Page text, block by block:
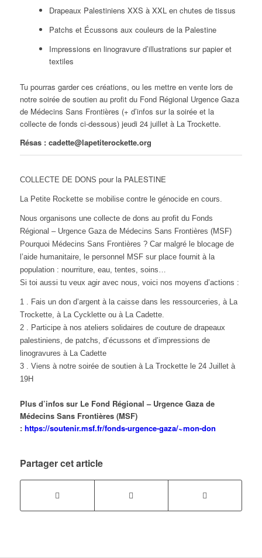
Drapeaux Palestiniens XXS à XXL en chutes de tissus
Patchs et Écussons aux couleurs de la Palestine
Impressions en linogravure d’illustrations sur papier et
textiles
Tu pourras garder ces créations, ou les mettre en vente lors de
notre soirée de soutien au profit du Fond Régional Urgence Gaza
de Médecins Sans Frontières (+ d’infos sur la soirée et la
collecte de fonds ci-dessous) jeudi 24 juillet à La Trockette.
Résas : cadette@lapetiterockette.org
COLLECTE DE DONS pour la PALESTINE
La Petite Rockette se mobilise contre le génocide en cours.
Nous organisons une collecte de dons au profit du Fonds
Régional – Urgence Gaza de Médecins Sans Frontières (MSF)
Pourquoi Médecins Sans Frontières ? Car malgré le blocage de
l’aide humanitaire, le personnel MSF sur place fournit à la
population : nourriture, eau, tentes, soins…
Si toi aussi tu veux agir avec nous, voici nos moyens d’actions :
1 . Fais un don d’argent à la caisse dans les ressourceries, à La
Trockette, à La Cycklette ou à La Cadette.
2 . Participe à nos ateliers solidaires de couture de drapeaux
palestiniens, de patchs, d’écussons et d’impressions de
linogravures à La Cadette
3 . Viens à notre soirée de soutien à La Trockette le 24 Juillet à
19H
Plus d’infos sur Le Fond Régional – Urgence Gaza de
Médecins Sans Frontières (MSF)
: https://soutenir.msf.fr/fonds-urgence-gaza/~mon-don
Partager cet article